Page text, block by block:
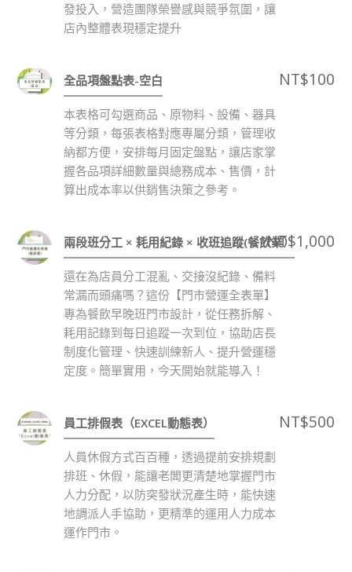
發投入，營造團隊榮譽感與競爭氛圍，讓
店內整體表現穩定提升
全品項盤點表-空白 NT$100
本表格可勾選商品、原物料、設備、器具
等分類，每張表格對應專屬分類，管理收
納都方便，安排每月固定盤點，讓店家掌
握各品項詳細數量與總務成本、售價，計
算出成本率以供銷售決策之參考。
兩段班分工 × 耗用紀錄 × 收班追蹤(餐飲業）
NT$1,000
還在為店員分工混亂、交接沒紀錄、備料
常漏而頭痛嗎？這份【門市營運全表單】
專為餐飲早晚班門市設計，從任務拆解、
耗用記錄到每日追蹤一次到位，協助店長
制度化管理、快速訓練新人、提升營運穩
定度。簡單實用，今天開始就能導入！
員工排假表（EXCEL動態表） NT$500
人員休假方式百百種，透過提前安排規劃
排班、休假，能讓老闆更清楚地掌握門市
人力分配，以防突發狀況產生時，能快速
地調派人手協助，更精準的運用人力成本
運作門市。